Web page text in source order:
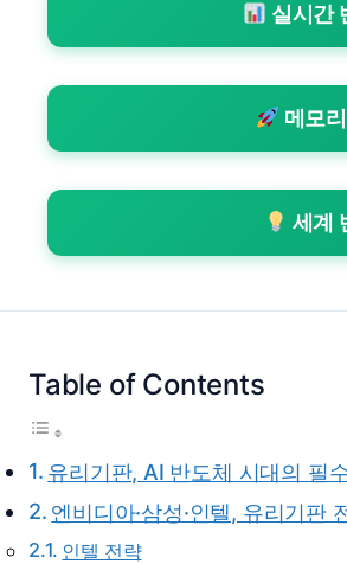
실시간
메모
세계
Table of Contents
유리기판, AI 반도체 시대의 필
엔비디아·삼성·인텔, 유리기판
인텔 전략